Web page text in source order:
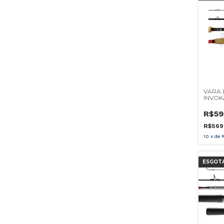
VARA
10 x de